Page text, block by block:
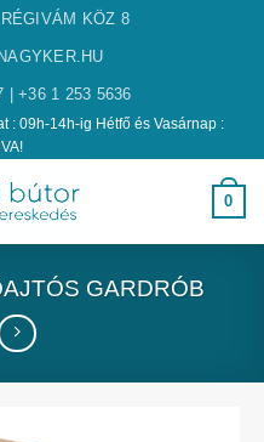
KÖZ 8
| +36 1 253 5636
: 09h-14h-ig Hétfő és Vasárnap :
0
GARDRÓB